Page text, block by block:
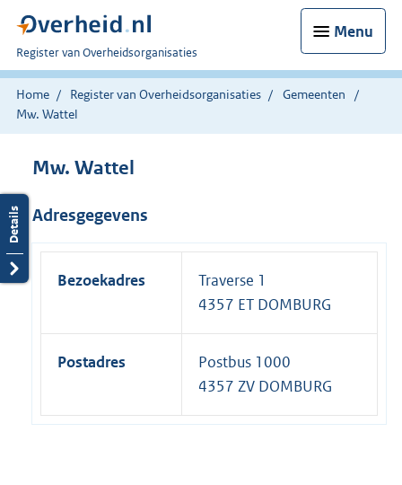
Menu
U
bent
nu
hier:
Register van Overheidsorganisaties
Home Register van Overheidsorganisaties
Gemeenten
Mw. Wattel
Mw. Wattel
Adresgegevens
Bezoekadres
Traverse 1
4357 ET DOMBURG
Postadres
Postbus 1000
4357 ZV DOMBURG